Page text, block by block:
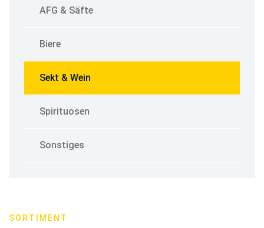
AFG & Säfte
Biere
Sekt & Wein
Spirituosen
Sonstiges
SORTIMENT